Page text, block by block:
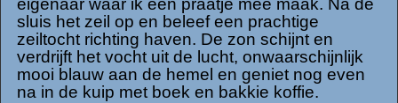
eigenaar waar ik een praatje mee maak. Na de
sluis het zeil op en beleef een prachtige
zeiltocht richting haven. De zon schijnt en
verdrijft het vocht uit de lucht, onwaarschijnlijk
mooi blauw aan de hemel en geniet nog even
na in de kuip met boek en bakkie koffie.